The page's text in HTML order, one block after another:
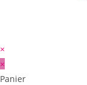
×
×
Panier